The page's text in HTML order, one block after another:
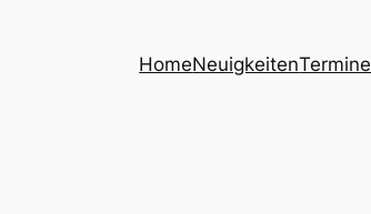
HomeNeuigkeitenTermine